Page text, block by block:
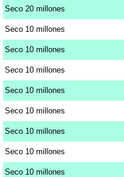
Seco 20 millones
Seco 10 millones
Seco 10 millones
Seco 10 millones
Seco 10 millones
Seco 10 millones
Seco 10 millones
Seco 10 millones
Seco 10 millones